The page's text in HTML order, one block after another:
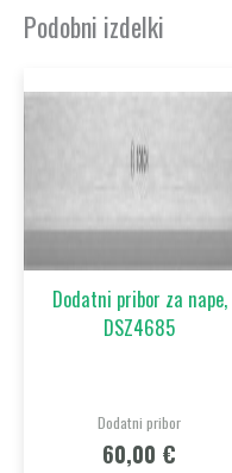
Podobni izdelki
Dodatni pribor za nape,
DSZ4685
Dodatni pribor
60,00 €